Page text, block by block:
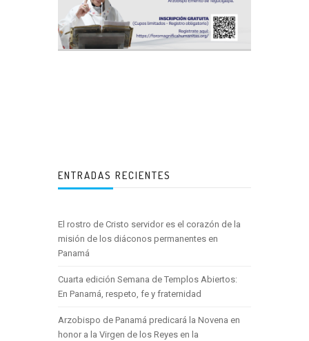
ENTRADAS RECIENTES
El rostro de Cristo servidor es el corazón de la
misión de los diáconos permanentes en
Panamá
Cuarta edición Semana de Templos Abiertos:
En Panamá, respeto, fe y fraternidad
Arzobispo de Panamá predicará la Novena en
honor a la Virgen de los Reyes en la